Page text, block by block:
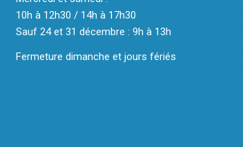
10h à 12h30 / 14h à 17h30
Sauf 24 et 31 décembre : 9h à 13h
Fermeture dimanche et jours fériés